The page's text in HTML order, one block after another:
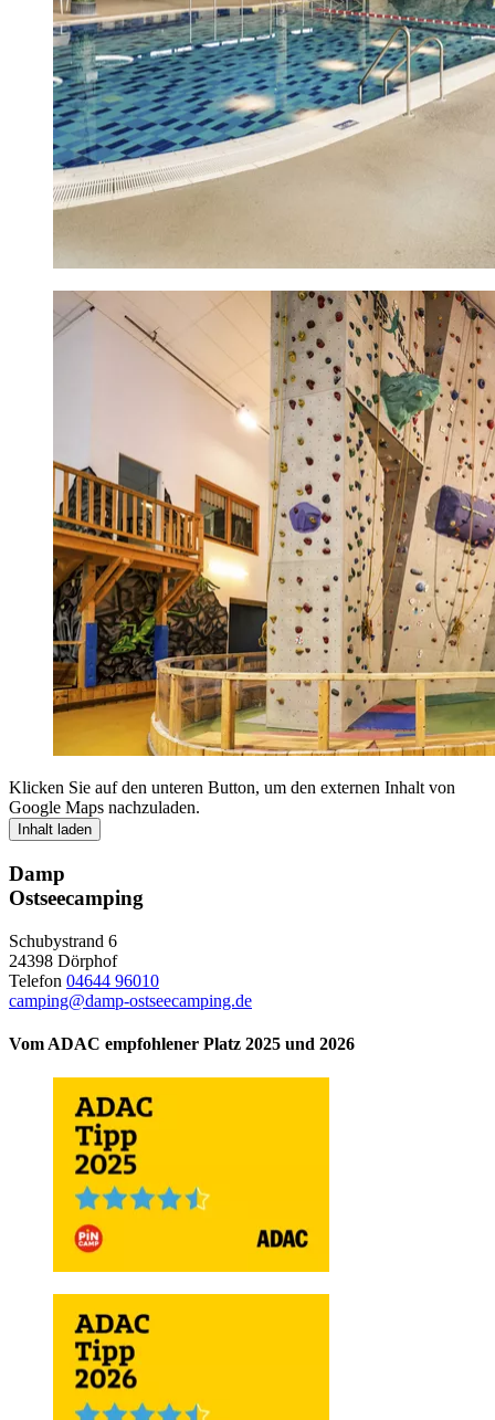
Klicken Sie auf den unteren Button, um den externen Inhalt von
Google Maps nachzuladen.
Inhalt laden
Damp
Ostseecamping
Schubystrand 6
24398 Dörphof
Telefon 04644 96010
camping@damp-ostseecamping.de
Vom ADAC empfohlener Platz 2025 und 2026